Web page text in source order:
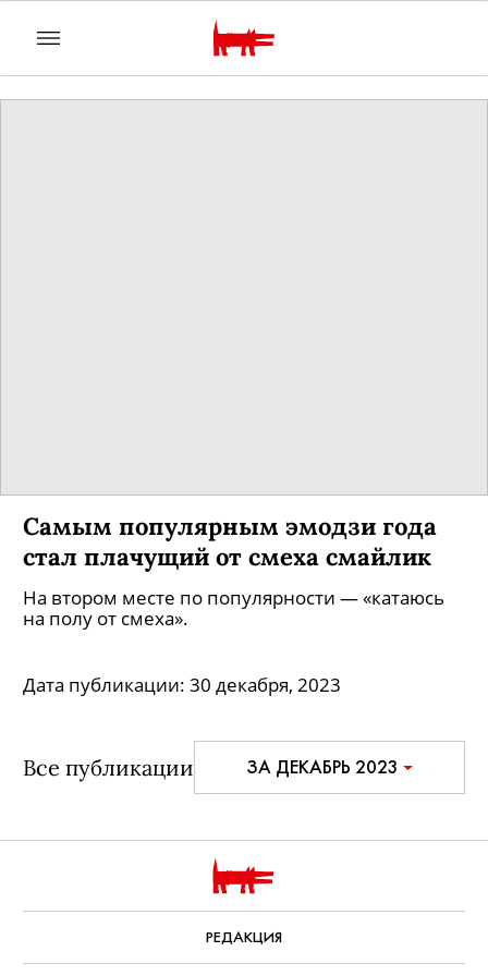
Самым популярным эмодзи года
стал плачущий от смеха смайлик
На втором месте по популярности — «катаюсь
на полу от смеха».
Дата публикации: 30 декабря, 2023
Все публикации ЗА ДЕКАБРЬ 2023
РЕДАКЦИЯ